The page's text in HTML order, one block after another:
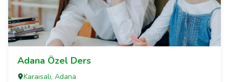
Adana Özel Ders
Karaisalı, Adana